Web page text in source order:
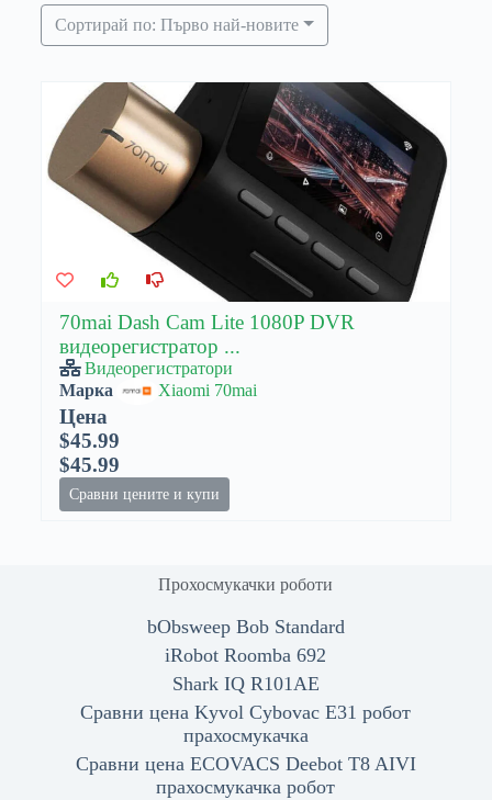
Сортирай по: Първо най-новите
70mai Dash Cam Lite 1080P DVR
видеорегистратор ...
Видеорегистратори
Марка
Xiaomi 70mai
Цена
$45.99
$45.99
Сравни цените и купи
Прохосмукачки роботи
bObsweep Bob Standard
iRobot Roomba 692
Shark IQ R101AE
Сравни цена Kyvol Cybovac E31 робот
прахосмукачка
Сравни цена ECOVACS Deebot T8 AIVI
прахосмукачка робот